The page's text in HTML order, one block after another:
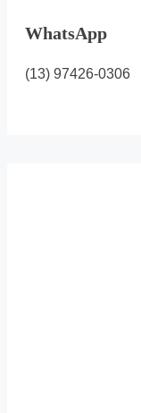
WhatsApp
(13) 97426-0306